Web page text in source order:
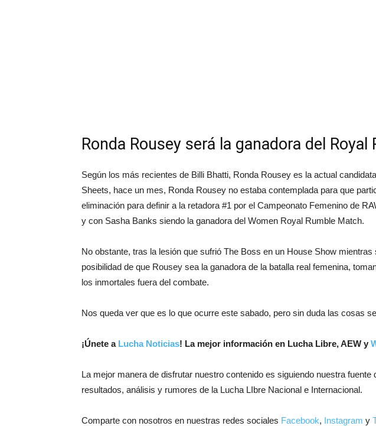
Ronda Rousey será la ganadora del Royal
Según los más recientes de Billi Bhatti, Ronda Rousey es la actual
Sheets, hace un mes, Ronda Rousey no estaba contemplada para que
eliminación para definir a la retadora #1 por el Campeonato Femenino de
y con Sasha Banks siendo la ganadora del Women Royal Rumble Match.
No obstante, tras la lesión que sufrió The Boss en un House Show
posibilidad de que Rousey sea la ganadora de la batalla real femenina,
los inmortales fuera del combate.
Nos queda ver que es lo que ocurre este sabado, pero sin duda las cosas
¡Únete a Lucha Noticias! La mejor información en Lucha Libre, AEW y
La mejor manera de disfrutar nuestro contenido es siguiendo nuestra fuente
resultados, análisis y rumores de la Lucha LIbre Nacional e Internacional.
Comparte con nosotros en nuestras redes sociales Facebook, Instagram y